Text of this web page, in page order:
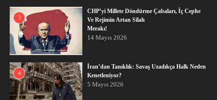
3
CHP’yi Millete Döndürme Çabaları, İç Cephe
Ve Rejimin Artan Silah
Merakı!
14 Mayıs 2026
4
İran’dan Tanıklık: Savaş Uzadıkça Halk Neden
Kenetleniyor?
5 Mayıs 2026